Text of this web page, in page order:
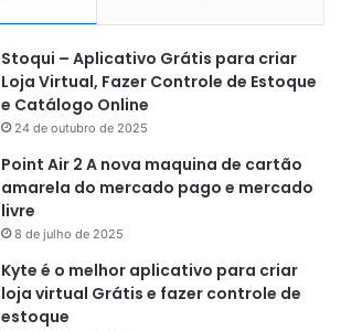
Stoqui – Aplicativo Grátis para criar
Loja Virtual, Fazer Controle de Estoque
e Catálogo Online
24 de outubro de 2025
Point Air 2 A nova maquina de cartão
amarela do mercado pago e mercado
livre
8 de julho de 2025
Kyte é o melhor aplicativo para criar
loja virtual Grátis e fazer controle de
estoque